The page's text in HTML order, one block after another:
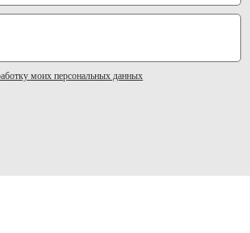
моих персональных данных